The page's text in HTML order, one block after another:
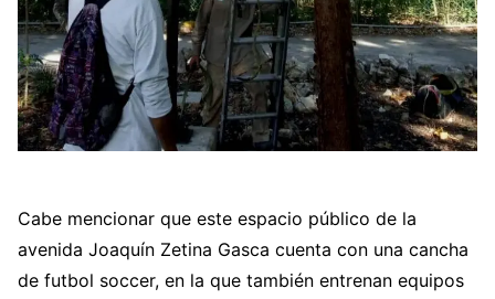
Cabe mencionar que este espacio público de la
avenida Joaquín Zetina Gasca cuenta con una cancha
de futbol soccer, en la que también entrenan equipos